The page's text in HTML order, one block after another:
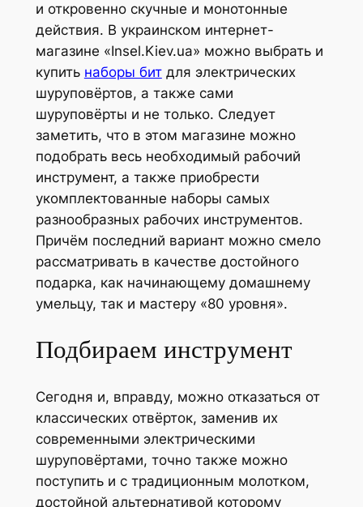
и откровенно скучные и монотонные
действия. В украинском интернет-
магазине «Insel.Kiev.ua» можно выбрать и
купить наборы битдля электрических
шуруповёртов, а также сами
шуруповёрты и не только. Следует
заметить, что в этом магазине можно
подобрать весь необходимый рабочий
инструмент, а также приобрести
укомплектованные наборы самых
разнообразных рабочих инструментов.
Причём последний вариант можно смело
рассматривать в качестве достойного
подарка, как начинающему домашнему
умельцу, так и мастеру «80 уровня».
Подбираем инструмент
Сегодня и, вправду, можно отказаться от
классических отвёрток, заменив их
современными электрическими
шуруповёртами, точно также можно
поступить и с традиционным молотком,
достойной альтернативой которому